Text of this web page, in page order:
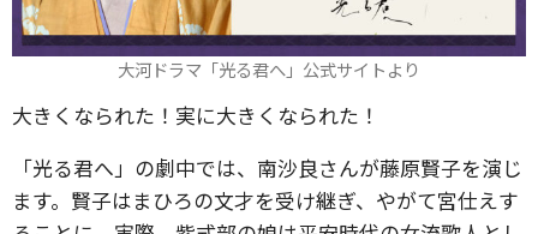
大河ドラマ「光る君へ」公式サイトより
大きくなられた！実に大きくなられた！
「光る君へ」の劇中では、南沙良さんが藤原賢子を演じ
ます。賢子はまひろの文才を受け継ぎ、やがて宮仕えす